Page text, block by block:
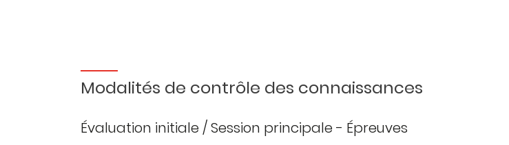
Modalités de contrôle des connaissances
Évaluation initiale / Session principale - Épreuves